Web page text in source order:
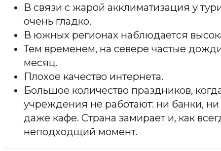
В связи с жарой акклиматизация у
очень гладко.
В южных регионах наблюдается
Тем временем, на севере частые
месяц.
Плохое качество интернета.
Большое количество праздников,
учреждения не работают: ни банки,
даже кафе. Страна замирает и, как
неподходщий момент.